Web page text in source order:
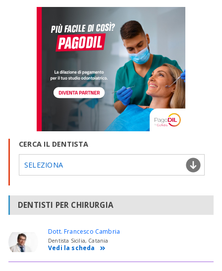
CERCA IL DENTISTA
SELEZIONA
DENTISTI PER CHIRURGIA
Dott. Francesco Cambria
Dentista Sicilia, Catania
Vedi la scheda